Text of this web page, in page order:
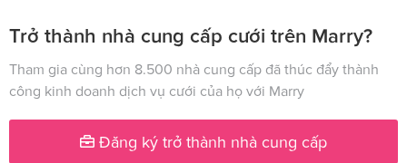
Trở thành nhà cung cấp cưới trên Marry?
Tham gia cùng hơn 8.500 nhà cung cấp đã thúc đẩy thành
công kinh doanh dịch vụ cưới của họ với Marry
Đăng ký trở thành nhà cung cấp